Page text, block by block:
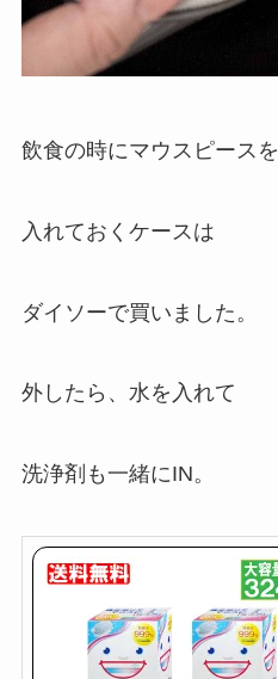
飲食の時にマウスピースを
入れておくケースは
ダイソーで買いました。
外したら、水を入れて
洗浄剤も一緒にIN。